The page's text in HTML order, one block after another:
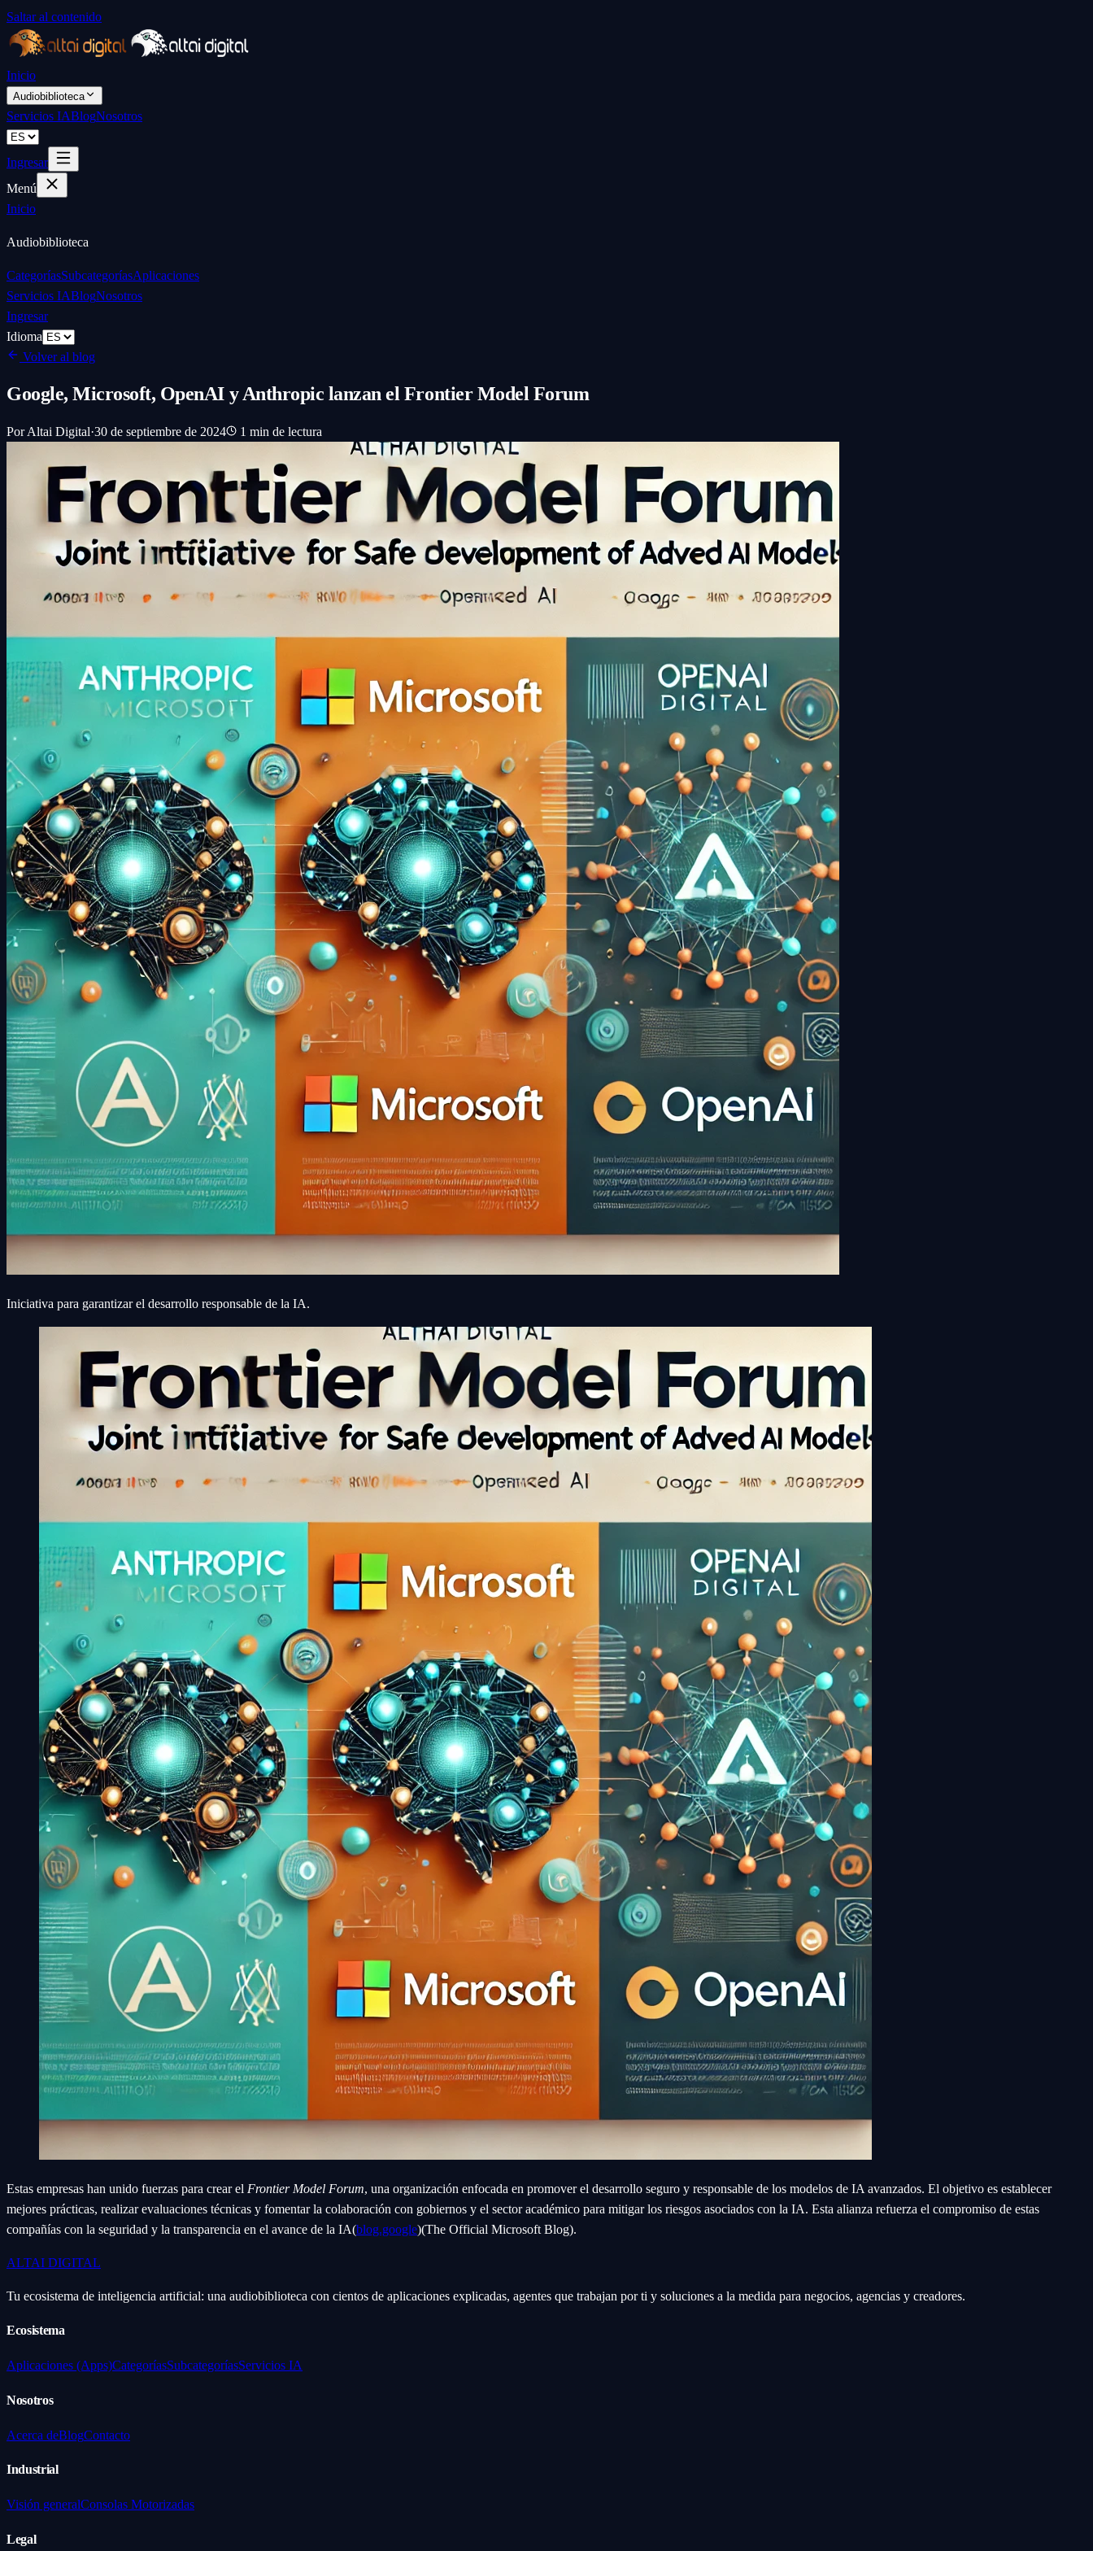
Saltar al contenido
Inicio
Audiobiblioteca
Servicios IABlogNosotros
Ingresar
Menú
Inicio
Audiobiblioteca
CategoríasSubcategoríasAplicaciones
Servicios IABlogNosotros
Ingresar
Idioma
Volver al blog
Google, Microsoft, OpenAI y Anthropic lanzan el Frontier Model Forum
Por Altai Digital·30 de septiembre de 2024 1 min de lectura
Iniciativa para garantizar el desarrollo responsable de la IA.
Estas empresas han unido fuerzas para crear el Frontier Model Forum, una organización enfocada en promover el desarrollo seguro y responsable de los modelos de IA avanzados. El objetivo es establecer
mejores prácticas, realizar evaluaciones técnicas y fomentar la colaboración con gobiernos y el sector académico para mitigar los riesgos asociados con la IA. Esta alianza refuerza el compromiso de estas
compañías con la seguridad y la transparencia en el avance de la IA​(blog.google)​(The Official Microsoft Blog).
ALTAI DIGITAL
Tu ecosistema de inteligencia artificial: una audiobiblioteca con cientos de aplicaciones explicadas, agentes que trabajan por ti y soluciones a la medida para negocios, agencias y creadores.
Ecosistema
Aplicaciones (Apps)CategoríasSubcategoríasServicios IA
Nosotros
Acerca deBlogContacto
Industrial
Visión generalConsolas Motorizadas
Legal